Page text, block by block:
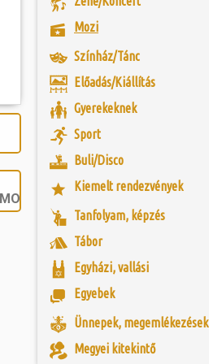
véletlen
régészeti
Isis istennő
és
Az
kulturális
egyben
a
A találkozó
játékkal és
a lépést a
Mozi
Színház/Tánc
Előadás/Kiállítás
Gyerekeknek
Sport
Buli/Disco
Kiemelt rendezvények
Tanfolyam, képzés
Tábor
Egyházi, vallási
Egyebek
Ünnepek, megemlékezések
Megyei kitekintő